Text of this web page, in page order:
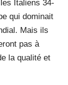
Italiens 34-
qui dominait
Mais ils
pas à
la qualité et